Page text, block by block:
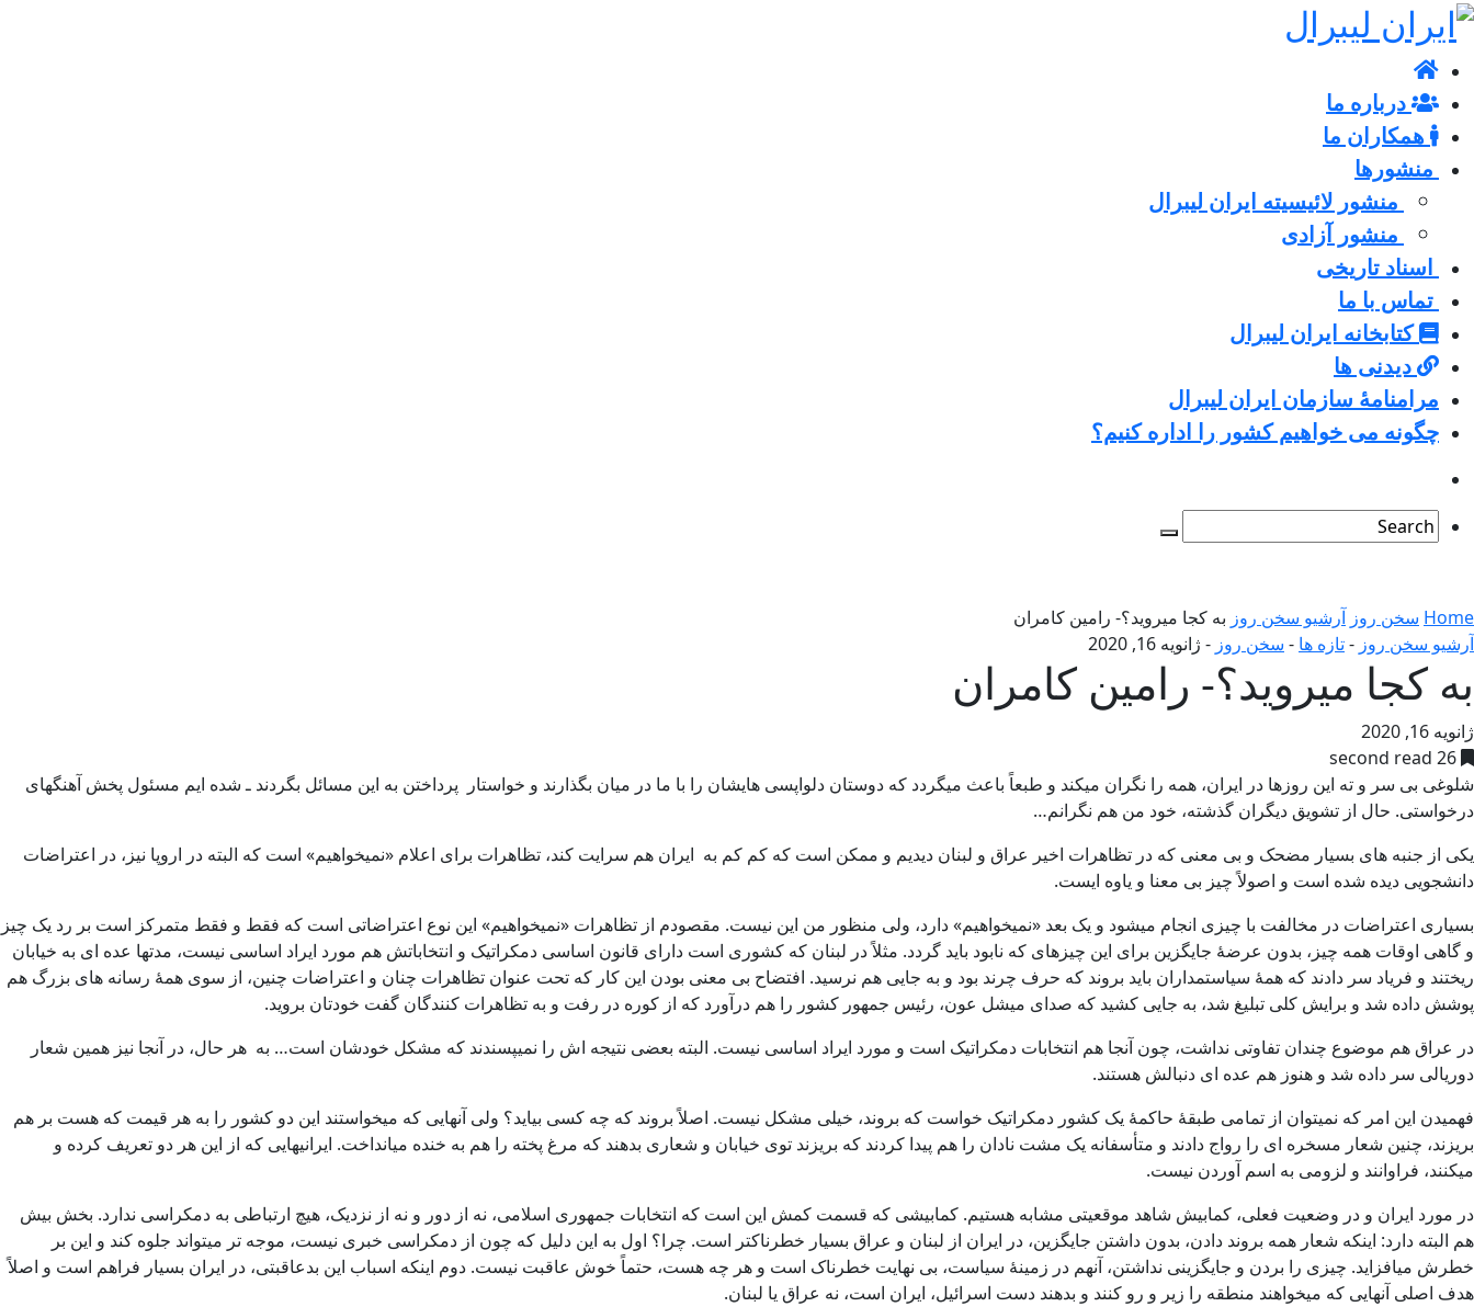
درباره ما
همکاران ما
منشورها
منشور لائیسیته ایران لیبرال
منشور آزادی
اسناد تاریخی
تماس با ما
کتابخانه ایران لیبرال
دیدنی ها
مرامنامۀ سازمان ایران لیبرال
چگونه می خواهیم کشور را اداره کنیم؟
Home سخن روز آرشیو سخن روز به کجا میروید؟- رامین کامران
آرشیو سخن روز -تازه ها - سخن روز - ژانویه 16, 2020
به کجا میروید؟- رامین کامران
ژانویه 16, 2020
26 second read
شلوغی بی سر و ته این روزها در ایران، همه را نگران میکند و طبعاً باعث میگردد که دوستان دلواپسی هایشان را با ما در میان بگذارند و خواستار پرداختن به این مسائل بگردند ـ شده ایم مسئول پخش آهنگهای
درخواستی. حال از تشویق دیگران گذشته، خود من هم نگرانم…
یکی از جنبه های بسیار مضحک و بی معنی که در تظاهرات اخیر عراق و لبنان دیدیم و ممکن است که کم کم به ایران هم سرایت کند، تظاهرات برای اعلام «نمیخواهیم» است که البته در اروپا نیز، در اعتراضات
دانشجویی دیده شده است و اصولاً چیز بی معنا و یاوه ایست.
بسیاری اعتراضات در مخالفت با چیزی انجام میشود و یک بعد «نمیخواهیم» دارد، ولی منظور من این نیست. مقصودم از تظاهرات «نمیخواهیم» این نوع اعتراضاتی است که فقط و فقط متمرکز است بر رد یک چیز
و گاهی اوقات همه چیز، بدون عرضۀ جایگزین برای این چیزهای که نابود باید گردد. مثلاً در لبنان که کشوری است دارای قانون اساسی دمکراتیک و انتخاباتش هم مورد ایراد اساسی نیست، مدتها عده ای به خیابان
ریختند و فریاد سر دادند که همۀ سیاستمداران باید بروند که حرف چرند بود و به جایی هم نرسید. افتضاح بی معنی بودن این کار که تحت عنوان تظاهرات چنان و اعتراضات چنین، از سوی همۀ رسانه های بزرگ هم
پوشش داده شد و برایش کلی تبلیغ شد، به جایی کشید که صدای میشل عون، رئیس جمهور کشور را هم درآورد که از کوره در رفت و به تظاهرات کنندگان گفت خودتان بروید.
در عراق هم موضوع چندان تفاوتی نداشت، چون آنجا هم انتخابات دمکراتیک است و مورد ایراد اساسی نیست. البته بعضی نتیجه اش را نمیپسندند که مشکل خودشان است… به هر حال، در آنجا نیز همین شعار
دوریالی سر داده شد و هنوز هم عده ای دنبالش هستند.
فهمیدن این امر که نمیتوان از تمامی طبقۀ حاکمۀ یک کشور دمکراتیک خواست که بروند، خیلی مشکل نیست. اصلاً بروند که چه کسی بیاید؟ ولی آنهایی که میخواستند این دو کشور را به هر قیمت که هست بر هم
بریزند، چنین شعار مسخره ای را رواج دادند و متأسفانه یک مشت نادان را هم پیدا کردند که بریزند توی خیابان و شعاری بدهند که مرغ پخته را هم به خنده میانداخت. ایرانیهایی که از این هر دو تعریف کرده و
میکنند، فراوانند و لزومی به اسم آوردن نیست.
در مورد ایران و در وضعیت فعلی، کمابیش شاهد موقعیتی مشابه هستیم. کمابیشی که قسمت کمش این است که انتخابات جمهوری اسلامی، نه از دور و نه از نزدیک، هیچ ارتباطی به دمکراسی ندارد. بخش بیش
هم البته دارد: اینکه شعار همه بروند دادن، بدون داشتن جایگزین، در ایران از لبنان و عراق بسیار خطرناکتر است. چرا؟ اول به این دلیل که چون از دمکراسی خبری نیست، موجه تر میتواند جلوه کند و این بر
خطرش میافزاید. چیزی را بردن و جایگزینی نداشتن، آنهم در زمینۀ سیاست، بی نهایت خطرناک است و هر چه هست، حتماً خوش عاقبت نیست. دوم اینکه اسباب این بدعاقبتی، در ایران بسیار فراهم است و اصلاً
هدف اصلی آنهایی که میخواهند منطقه را زیر و رو کنند و بدهند دست اسرائیل، ایران است، نه عراق یا لبنان.